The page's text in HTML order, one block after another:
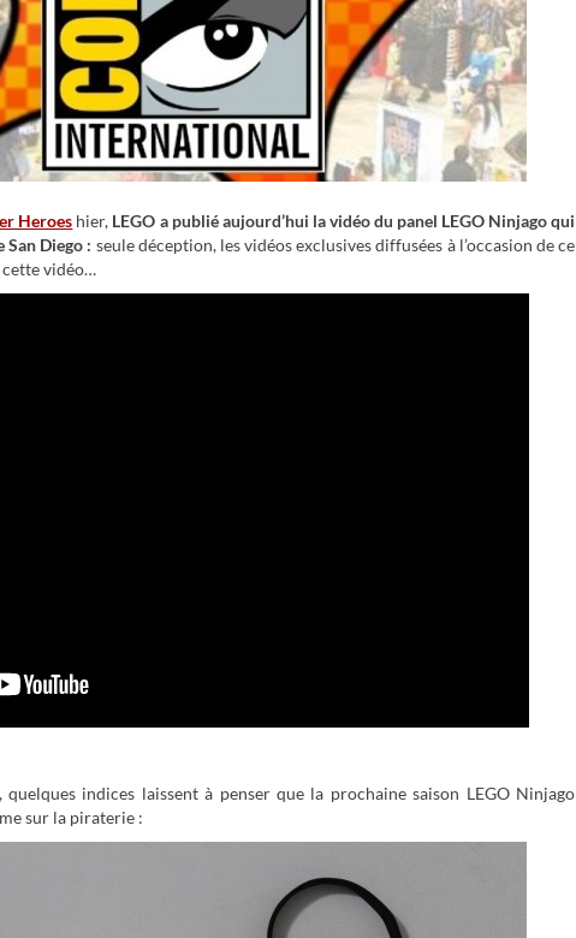
Heroes hier, LEGO a publié aujourd’hui la vidéo du panel LEGO Ninjago qui
San Diego : seule déception, les vidéos exclusives diffusées à l’occasion de ce
cette vidéo…
indices laissent à penser que la prochaine saison LEGO Ninjago
sur la piraterie :